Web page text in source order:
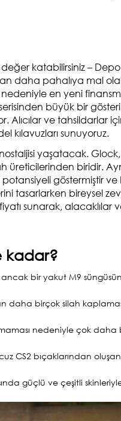
katabilirsiniz –
daha pahalıya mal
en yeni
büyük bir
ve tahsildarlar
kılavuzları sunuyoruz.
yaşatacak.
üreticilerinden biridir.
göstermiştir ve
tasarlarken bireysel
sunarak, alacaklılar
kadar?
bir yakut M9
daha birçok silah
nedeniyle çok daha
CS2 bıçaklarından
güçlü ve çeşitli